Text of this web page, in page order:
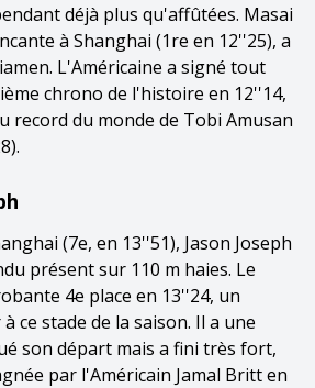
déjà plus qu'affûtées. Masai
à Shanghai (1re en 12''25), a
L'Américaine a signé tout
chrono de l'histoire en 12''14,
record du monde de Tobi Amusan
(7e, en 13''51), Jason Joseph
présent sur 110 m haies. Le
4e place en 13''24, un
ce stade de la saison. Il a une
son départ mais a fini très fort,
par l'Américain Jamal Britt en